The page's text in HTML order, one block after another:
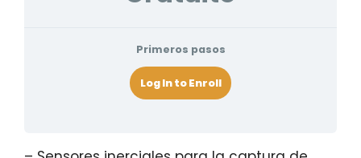
Primeros pasos
Log In to Enroll